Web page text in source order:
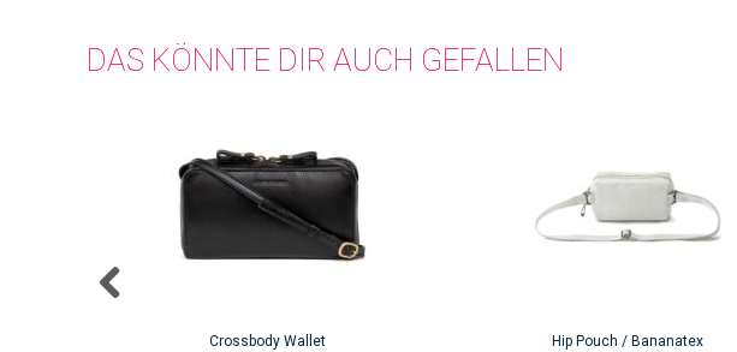
DAS KÖNNTE DIR AUCH GEFALLEN
Crossbody Wallet Hip Pouch / Bananatex